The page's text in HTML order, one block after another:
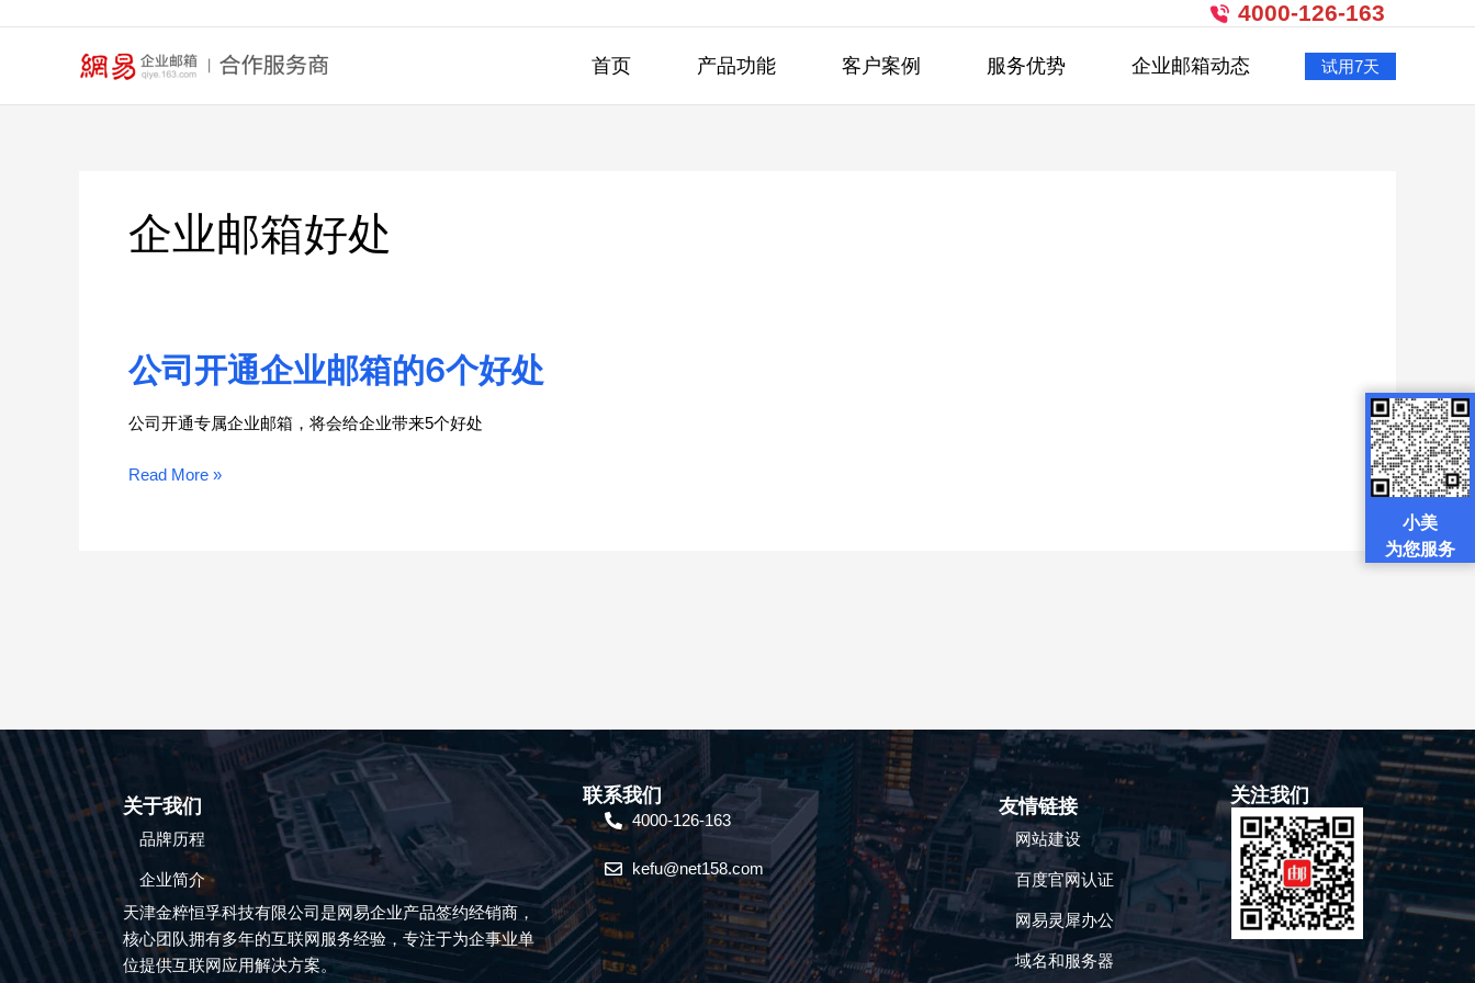
4000-126-163
首页 产品功能 客户案例 服务优势 企业邮箱动态 试用7天
企业邮箱好处
公司开通企业邮箱的6个好处
公司开通专属企业邮箱，将会给企业带来5个好处
公
司
开
企
Read More »
关于我们
品牌历程
企业简介
天津金粹恒孚科技有限公司是网易企业产品签约经销商，
核心团队拥有多年的互联网服务经验，专注于为企事业单
位提供互联网应用解决方案。
小美
为您服务
联系我们
4000-126-163
kefu@net158.com
友情链接
网站建设
百度官网认证
网易灵犀办公
域名和服务器
关注我们